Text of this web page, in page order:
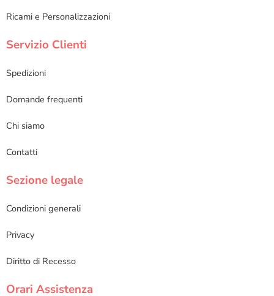
Ricami e Personalizzazioni
Servizio Clienti
Spedizioni
Domande frequenti
Chi siamo
Contatti
Sezione legale
Condizioni generali
Privacy
Diritto di Recesso
Orari Assistenza